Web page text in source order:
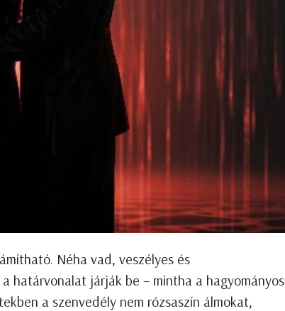
Néha vad, veszélyes és
határvonalat járják be – mintha a hagyományos
a szenvedély nem rózsaszín álmokat,